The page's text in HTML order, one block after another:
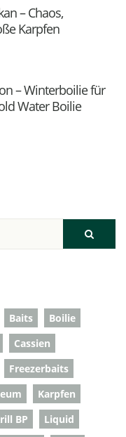
– Chaos,
Karpfen
– Winterboilie für
Water Boilie
Baits
Boilie
Cassien
Freezerbaits
Karpfen
BP
Liquid